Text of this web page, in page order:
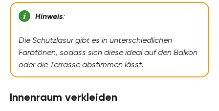
Hinweis:
Die Schutzlasur gibt es in unterschiedlichen
Farbtönen, sodass sich diese ideal auf den Balkon
oder die Terrasse abstimmen lässt.
Innenraum verkleiden